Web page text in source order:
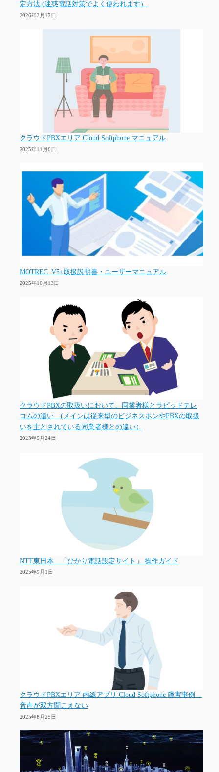
定方法 (迷惑電話対策でよく使われます）
2026年2月17日
クラウドPBXエリア Cloud Softphone マニュアル
2025年11月6日
MOTREC_V5+取扱説明書・ユーザーマニュアル
2025年10月13日
クラウドPBXの取扱いにおいて、同業者様とラピッドテレ
コムの違い (メインは従来型のビジネスホンやPBXの取扱
いを主とされている同業者様との違い）
2025年9月24日
NTT東日本 「ひかり電話設定サイト」 操作ガイド
2025年9月1日
クラウドPBXエリア 内線アプリ Cloud Softphone 障害事例
音声が双方聞こえない
2025年8月25日